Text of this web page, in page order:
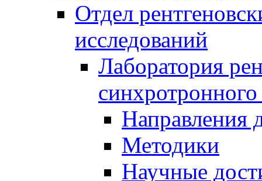
Отдел
исследований
Лаборатория
Направления
Методики
Научные